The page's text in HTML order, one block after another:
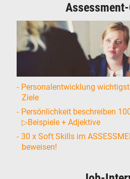
Personalentwicklung
Ziele
Persönlichkeit beschreiben
▷Beispiele + Adjektive
30 x Soft Skills im
beweisen!